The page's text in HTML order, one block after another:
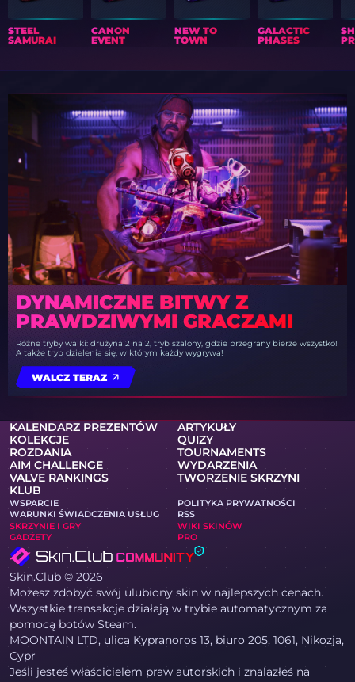
STEEL
SAMURAI
CANON
EVENT
NEW TO
TOWN
GALACTIC
PHASES
DYNAMICZNE BITWY Z
PRAWDZIWYMI GRACZAMI
Różne tryby walki: drużyna 2 na 2, tryb szalony, gdzie przegrany bierze wszystko!
A także tryb dzielenia się, w którym każdy wygrywa!
WALCZ TERAZ
KALENDARZ PREZENTÓW
ARTYKUŁY
KOLEKCJE
QUIZY
ROZDANIA
TOURNAMENTS
AIM CHALLENGE
WYDARZENIA
VALVE RANKINGS
TWORZENIE SKRZYNI
KLUB
WSPARCIE
POLITYKA PRYWATNOŚCI
WARUNKI ŚWIADCZENIA USŁUG
RSS
SKRZYNIE I GRY
WIKI SKINÓW
GADŻETY
PRO
Skin.Club © 2026
Możesz zdobyć swój ulubiony skin w najlepszych cenach.
Wszystkie transakcje działają w trybie automatycznym za
pomocą botów Steam.
MOONTAIN LTD, ulica Kypranoros 13, biuro 205, 1061, Nikozja,
Cypr
Jeśli jesteś właścicielem praw autorskich i znalazłeś na